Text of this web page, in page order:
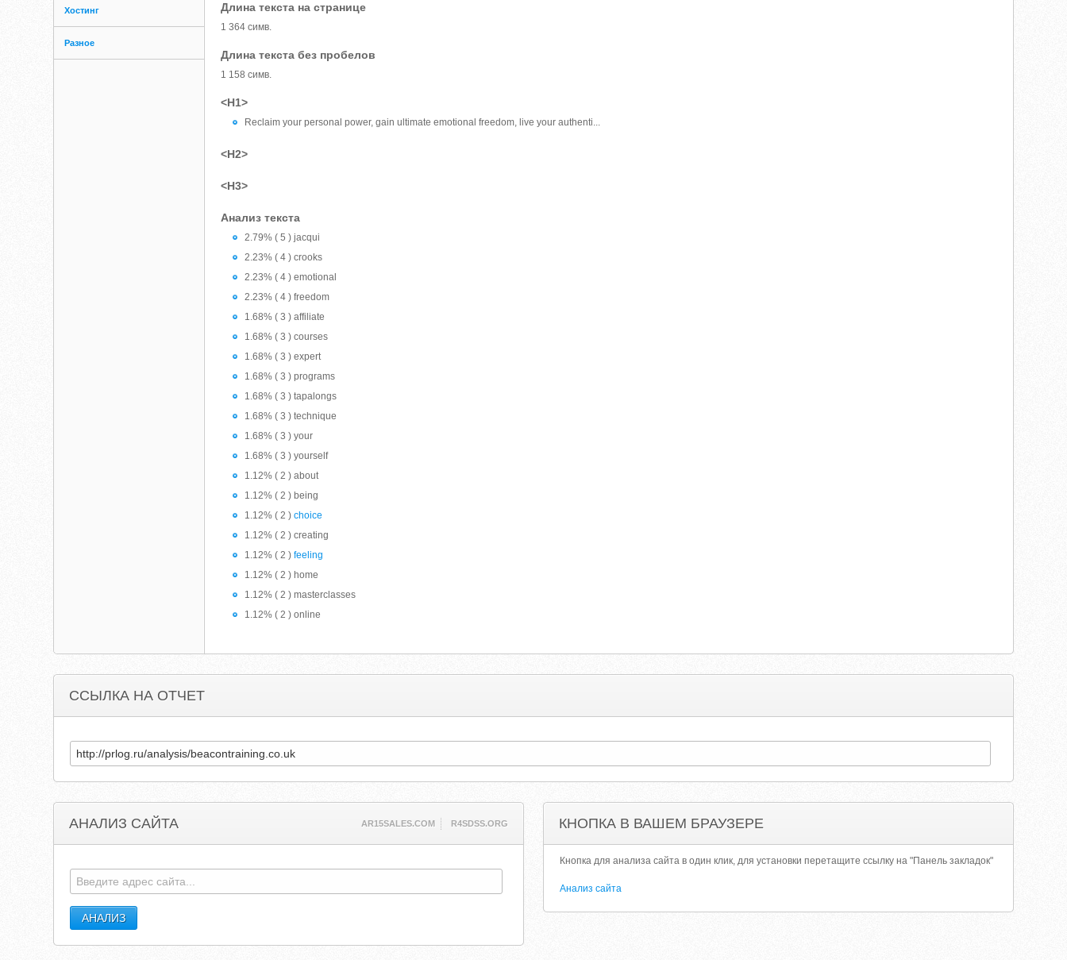
Хостинг
Разное
Длина текста на странице
1 364 симв.
Длина текста без пробелов
1 158 симв.
<H1>
Reclaim your personal power, gain ultimate emotional freedom, live your authenti...
<H2>
<H3>
Анализ текста
2.79% ( 5 ) jacqui
2.23% ( 4 ) crooks
2.23% ( 4 ) emotional
2.23% ( 4 ) freedom
1.68% ( 3 ) affiliate
1.68% ( 3 ) courses
1.68% ( 3 ) expert
1.68% ( 3 ) programs
1.68% ( 3 ) tapalongs
1.68% ( 3 ) technique
1.68% ( 3 ) your
1.68% ( 3 ) yourself
1.12% ( 2 ) about
1.12% ( 2 ) being
1.12% ( 2 )choice
1.12% ( 2 ) creating
1.12% ( 2 )feeling
1.12% ( 2 ) home
1.12% ( 2 ) masterclasses
1.12% ( 2 ) online
ССЫЛКА НА ОТЧЕТ
АНАЛИЗ САЙТА AR15SALES.COM R4SDSS.ORG КНОПКА В ВАШЕМ БРАУЗЕРЕ
Кнопка для анализа сайта в один клик, для установки перетащите ссылку на "Панель закладок"
Анализ сайта